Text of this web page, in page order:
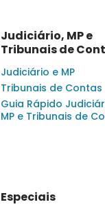
Judiciário, MP e
Tribunais de
Judiciário e MP
Tribunais de Contas
Guia Rápido
MP e Tribunais de
Especiais